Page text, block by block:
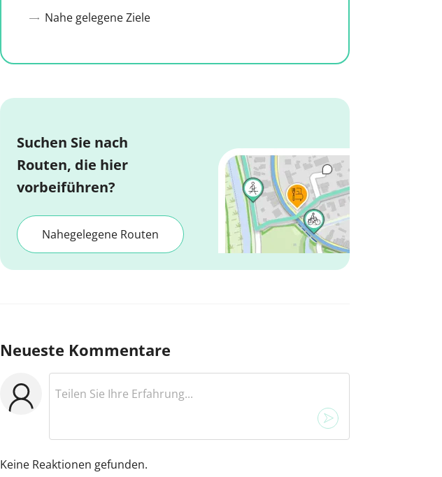
Nahe gelegene Ziele
Suchen Sie nach
Routen, die hier
vorbeiführen?
Nahegelegene Routen
Neueste Kommentare
Keine Reaktionen gefunden.